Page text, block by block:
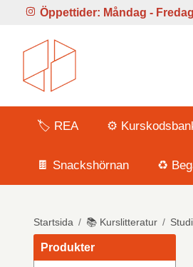
Öppettider: Måndag -
🏷️ REA ⚙️
🍫 Snackshörnan ♻️
Startsida / 📚 Kurslitteratur /
Produkter